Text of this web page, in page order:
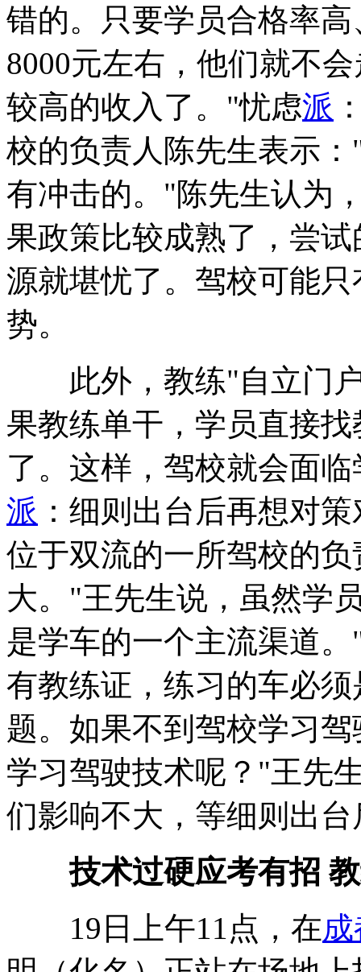
错的。只要学员合格率
8000元左右，他们就不
较高的收入了。"忧虑派
校的负责人陈先生表示
有冲击的。"陈先生认为
果政策比较成熟了，尝
源就堪忧了。驾校可能
势。
此外，教练"自立门户
果教练单干，学员直接
了。这样，驾校就会面
派 ：细则出台后再想对
位于双流的一所驾校的
大。"王先生说，虽然学
是学车的一个主流渠道
有教练证，练习的车必
题。如果不到驾校学习
学习驾驶技术呢？"王先
们影响不大，等细则出
技术过硬应考有招
19日上午11点，在